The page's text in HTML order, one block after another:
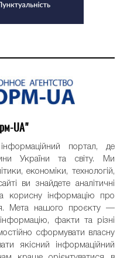
UA"
портал, де
України та світу. Ми
економіки, технологій,
ви знайдете аналітичні
корисну інформацію про
Мета нашого проєкту —
факти та різні
сформувати власну
якісний інформаційний